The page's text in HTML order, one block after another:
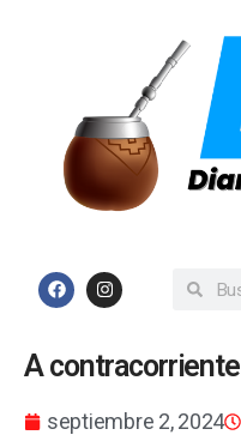
A contracorriente
septiembre 2, 2024